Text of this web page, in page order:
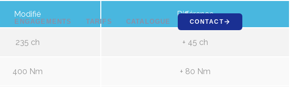
ENGAGEMENTS TARIFS CATALOGUE CONTACT
Modifié Différence
235 ch + 45 ch
400 Nm + 80 Nm